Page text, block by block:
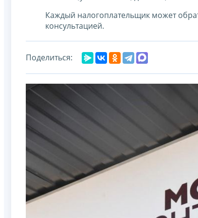
Каждый налогоплательщик может
консультацией.
Поделиться: